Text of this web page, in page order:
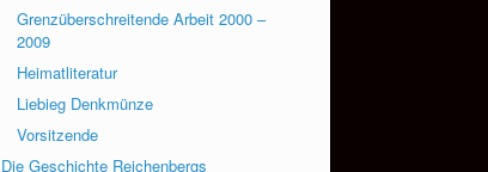
Grenzüberschreitende Arbeit 2000 –
2009
Heimatliteratur
Liebieg Denkmünze
Vorsitzende
Die Geschichte Reichenbergs